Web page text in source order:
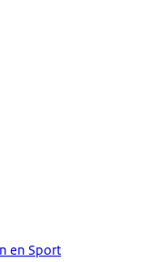
en Sport